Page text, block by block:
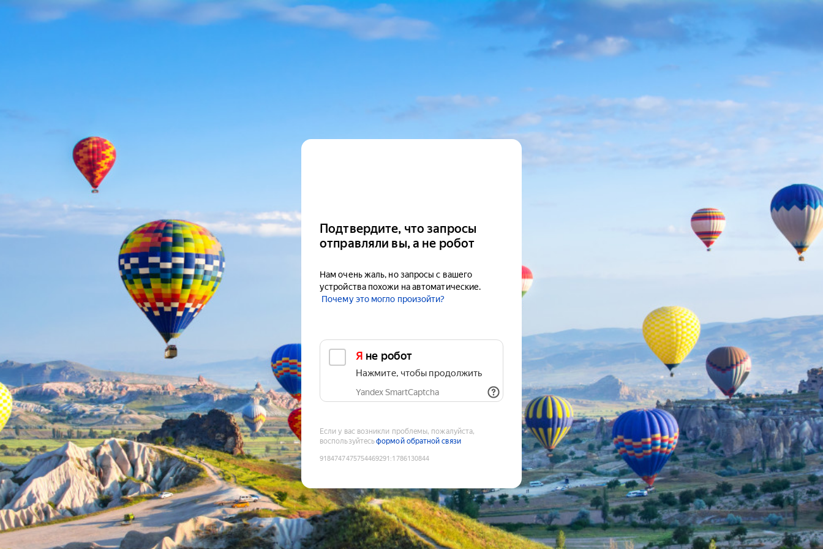
Подтвердите, что запросы
отправляли вы, а не робот
Нам очень жаль, но запросы с вашего
устройства похожи на автоматические.
Почему это могло произойти?
Я не робот
Нажмите, чтобы продолжить
Yandex SmartCaptcha
Если у вас возникли проблемы, пожалуйста,
воспользуйтесьформой обратной связи
9184747475754469291 :1786130844